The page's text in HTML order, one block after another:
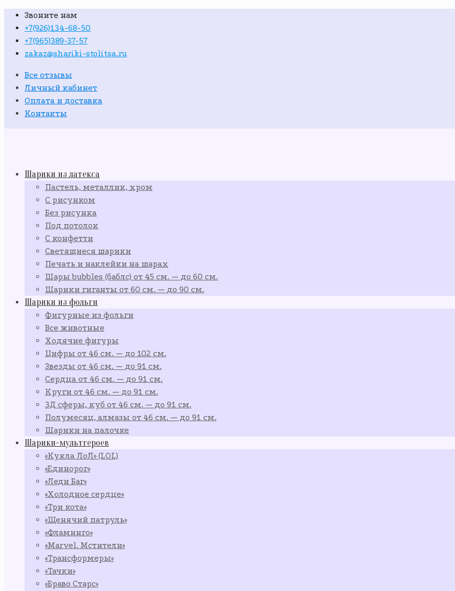
Звоните нам
+7(926)134-68-50
+7(965)389-37-57
zakaz@shariki-stolitsa.ru
Все отзывы
Личный кабинет
Оплата и доставка
Контакты
Шарики из латекса
Пастель, металлик, хром
С рисунком
Без рисунка
Под потолок
С конфетти
Светящиеся шарики
Печать и наклейки на шарах
Шары bubbles (баблс) от 45 см. — до 60 см.
Шарики гиганты от 60 см. — до 90 см.
Шарики из фольги
Фигурные из фольги
Все животные
Ходячие фигуры
Цифры от 46 см. — до 102 см.
Звезды от 46 см. — до 91 см.
Сердца от 46 см. — до 91 см.
Круги от 46 см. — до 91 см.
3Д сферы, куб от 46 см. — до 91 см.
Полумесяц, алмазы от 46 см. — до 91 см.
Шарики на палочке
Шарики-мультгероев
«Кукла ЛоЛ» (LOL)
«Единорог»
«Леди Баг»
«Холодное сердце»
«Три кота»
«Щенячий патруль»
«Фламинго»
«Marvel. Мстители»
«Трансформеры»
«Тачки»
«Браво Старс»